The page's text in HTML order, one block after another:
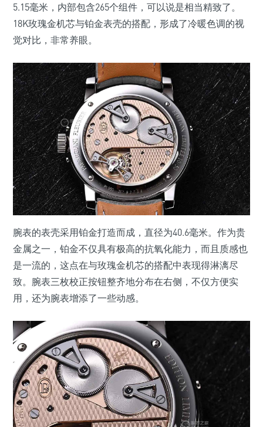
5.15毫米，内部包含265个组件，可以说是相当精致了。
18K玫瑰金机芯与铂金表壳的搭配，形成了冷暖色调的视
觉对比，非常养眼。
腕表的表壳采用铂金打造而成，直径为40.6毫米。作为贵
金属之一，铂金不仅具有极高的抗氧化能力，而且质感也
是一流的，这点在与玫瑰金机芯的搭配中表现得淋漓尽
致。腕表三枚校正按钮整齐地分布在右侧，不仅方便实
用，还为腕表增添了一些动感。